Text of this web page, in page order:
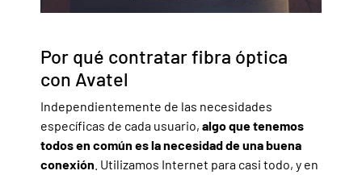
Por qué contratar fibra óptica
con Avatel
Independientemente de las necesidades
específicas de cada usuario, algo que tenemos
todos en común es la necesidad de una buena
conexión . Utilizamos Internet para casi todo, y en